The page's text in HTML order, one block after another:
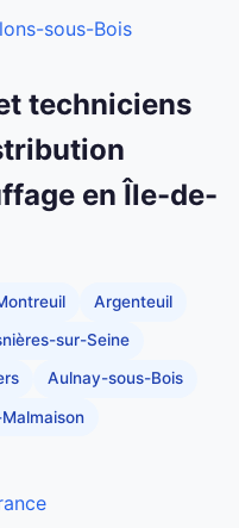
sous-Bois
techniciens
en Île-de-
Argenteuil
sur-Seine
Aulnay-sous-Bois